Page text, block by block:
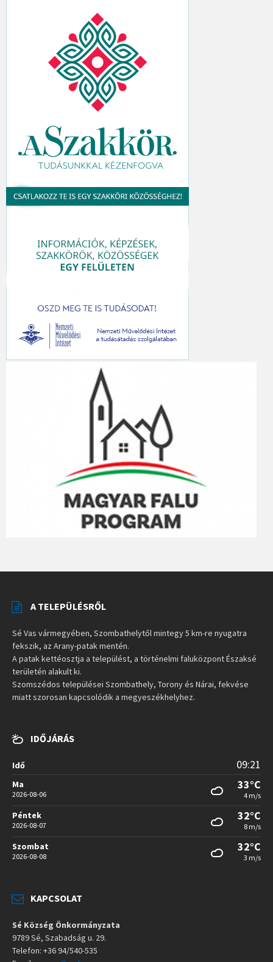
A TELEPÜLÉSRŐL
Sé Vas vármegyében, Szombathelytől mintegy 5 km-re nyugatra
fekszik, az Arany-patak mentén.
A patak kettéosztja a települést, a történelmi faluközpont Északsé
területén alakult ki.
Szomszédos települései Szombathely, Torony és Nárai, fekvése
miatt szorosan kapcsolódik a megyeszékhelyhez.
IDŐJÁRÁS
Idő 09:21
Ma
2026-08-06
33°C
4 m/s
Péntek
2026-08-07
32°C
8 m/s
Szombat
2026-08-08
32°C
3 m/s
KAPCSOLAT
Sé Község Önkormányzata
9789 Sé, Szabadság u. 29.
Telefon: +36 94/540-535